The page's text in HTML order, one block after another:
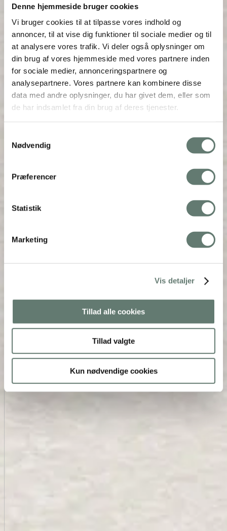
Denne hjemmeside bruger cookies
Vi bruger cookies til at tilpasse vores indhold og
annoncer, til at vise dig funktioner til sociale medier og til
at analysere vores trafik. Vi deler også oplysninger om
din brug af vores hjemmeside med vores partnere inden
for sociale medier, annonceringspartnere og
analysepartnere. Vores partnere kan kombinere disse
data med andre oplysninger, du har givet dem, eller som
de har indsamlet fra din brug af deres tjenester.
Nødvendig
Præferencer
Statistik
Marketing
Vis detaljer
Tillad alle cookies
Tillad valgte
Kun nødvendige cookies